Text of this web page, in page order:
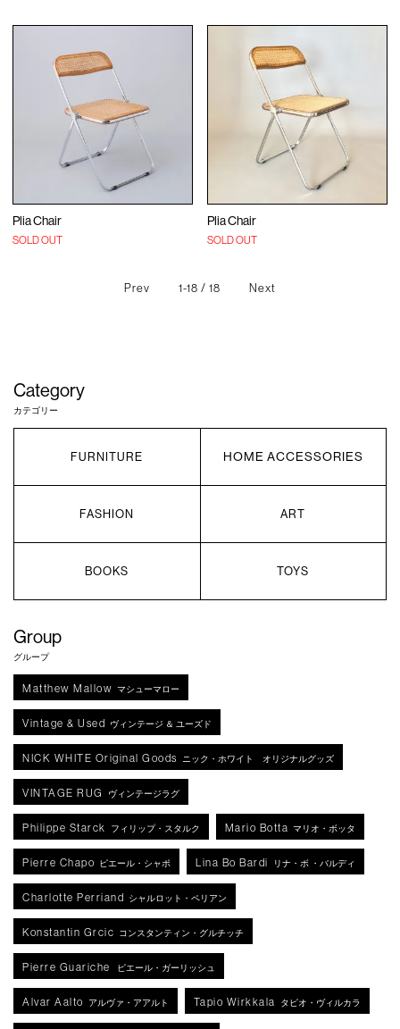
Plia Chair
SOLD OUT
Plia Chair
SOLD OUT
Prev 1-18 / 18 Next
Category
カテゴリー
FURNITURE HOME ACCESSORIES
FASHION ART
BOOKS TOYS
Group
グループ
Matthew Mallow マシューマロー
Vintage & Used ヴィンテージ ＆ ユーズド
NICK WHITE Original Goods ニック・ホワイト オリジナルグッズ
VINTAGE RUG ヴィンテージラグ
Philippe Starck フィリップ・スタルク Mario Botta マリオ・ボッタ
Pierre Chapo ピエール・シャポ Lina Bo Bardi リナ・ボ ・バルディ
Charlotte Perriand シャルロット・ペリアン
Konstantin Grcic コンスタンティン・グルチッチ
Pierre Guariche ピエール・ガーリッシュ
Alvar Aalto アルヴァ・アアルト Tapio Wirkkala タピオ・ヴィルカラ